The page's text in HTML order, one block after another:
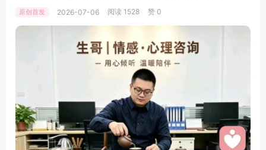
原创首发 2026-07-06 阅读 1528 赞 0